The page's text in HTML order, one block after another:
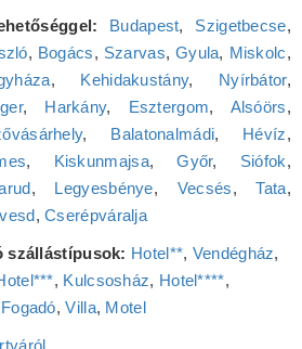
Budapest, Szigetbecse,
, Bogács, Szarvas, Gyula, Miskolc,
, Kehidakustány, Nyírbátor,
, Harkány, Esztergom, Alsóörs,
, Balatonalmádi, Hévíz,
, Kiskunmajsa,Győr, Siófok,
, Legyesbénye, Vecsés,Tata,
,Cserépváralja
szállástípusok: Hotel**, Vendégház,
, Kulcsosház, Hotel****,
Fogadó,Villa, Motel